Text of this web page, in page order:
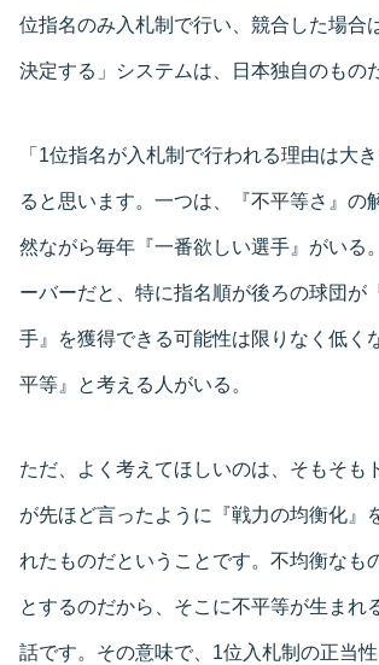
位指名のみ入札制で行い、競合した場合
決定する」システムは、日本独自のもの
「1位指名が入札制で行われる理由は大
ると思います。一つは、『不平等さ』の
然ながら毎年『一番欲しい選手』がいる
ーバーだと、特に指名順が後ろの球団が
手』を獲得できる可能性は限りなく低く
平等』と考える人がいる。
ただ、よく考えてほしいのは、そもそも
が先ほど言ったように『戦力の均衡化』
れたものだということです。不均衡なも
とするのだから、そこに不平等が生まれ
話です。その意味で、1位入札制の正当